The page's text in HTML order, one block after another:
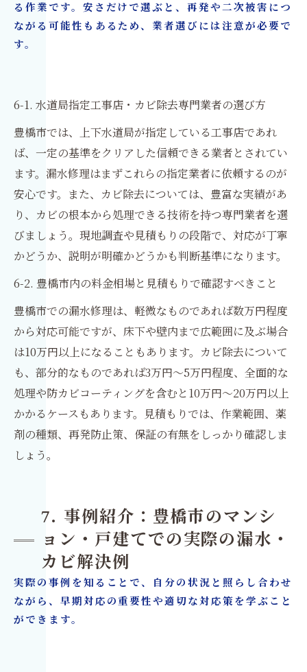
る作業です。安さだけで選ぶと、再発や二次被害につ
ながる可能性もあるため、業者選びには注意が必要で
す。
6-1. 水道局指定工事店・カビ除去専門業者の選び方
豊橋市では、上下水道局が指定している工事店であれ
ば、一定の基準をクリアした信頼できる業者とされてい
ます。漏水修理はまずこれらの指定業者に依頼するのが
安心です。また、カビ除去については、豊富な実績があ
り、カビの根本から処理できる技術を持つ専門業者を選
びましょう。現地調査や見積もりの段階で、対応が丁寧
かどうか、説明が明確かどうかも判断基準になります。
6-2. 豊橋市内の料金相場と見積もりで確認すべきこと
豊橋市での漏水修理は、軽微なものであれば数万円程度
から対応可能ですが、床下や壁内まで広範囲に及ぶ場合
は10万円以上になることもあります。カビ除去について
も、部分的なものであれば3万円〜5万円程度、全面的な
処理や防カビコーティングを含むと10万円〜20万円以上
かかるケースもあります。見積もりでは、作業範囲、薬
剤の種類、再発防止策、保証の有無をしっかり確認しま
しょう。
7. 事例紹介：豊橋市のマンシ
ョン・戸建てでの実際の漏水・
カビ解決例
実際の事例を知ることで、自分の状況と照らし合わせ
ながら、早期対応の重要性や適切な対応策を学ぶこと
ができます。